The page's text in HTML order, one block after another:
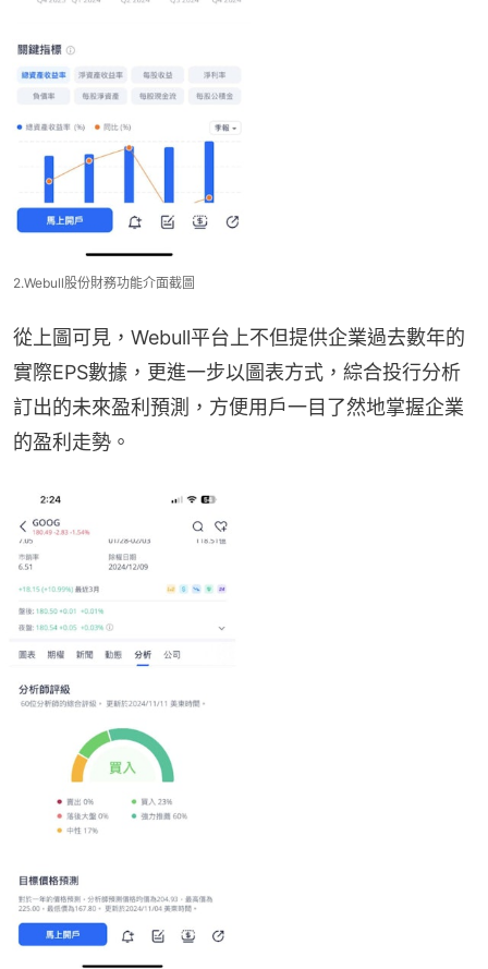
2.Webull股份財務功能介面截圖
從上圖可見，Webull平台上不但提供企業過去數年的
實際EPS數據，更進一步以圖表方式，綜合投行分析
訂出的未來盈利預測，方便用戶一目了然地掌握企業
的盈利走勢。